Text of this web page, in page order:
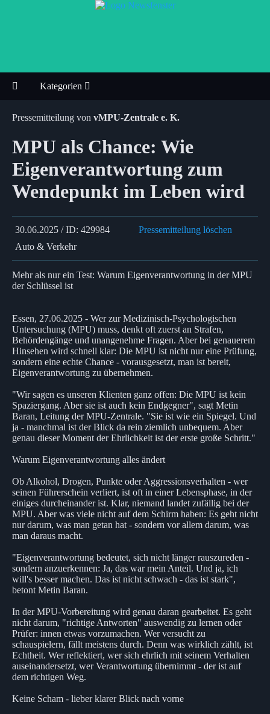
Kategorien
Pressemitteilung von vMPU-Zentrale e. K.
MPU als Chance: Wie
Eigenverantwortung zum
Wendepunkt im Leben wird
30.06.2025 / ID: 429984
Pressemitteilung löschen
Auto & Verkehr
Mehr als nur ein Test: Warum Eigenverantwortung in der MPU
der Schlüssel ist
Essen, 27.06.2025 - Wer zur Medizinisch-Psychologischen
Untersuchung (MPU) muss, denkt oft zuerst an Strafen,
Behördengänge und unangenehme Fragen. Aber bei genauerem
Hinsehen wird schnell klar: Die MPU ist nicht nur eine Prüfung,
sondern eine echte Chance - vorausgesetzt, man ist bereit,
Eigenverantwortung zu übernehmen.
"Wir sagen es unseren Klienten ganz offen: Die MPU ist kein
Spaziergang. Aber sie ist auch kein Endgegner", sagt Metin
Baran, Leitung der MPU-Zentrale. "Sie ist wie ein Spiegel. Und
ja - manchmal ist der Blick da rein ziemlich unbequem. Aber
genau dieser Moment der Ehrlichkeit ist der erste große Schritt."
Warum Eigenverantwortung alles ändert
Ob Alkohol, Drogen, Punkte oder Aggressionsverhalten - wer
seinen Führerschein verliert, ist oft in einer Lebensphase, in der
einiges durcheinander ist. Klar, niemand landet zufällig bei der
MPU. Aber was viele nicht auf dem Schirm haben: Es geht nicht
nur darum, was man getan hat - sondern vor allem darum, was
man daraus macht.
"Eigenverantwortung bedeutet, sich nicht länger rauszureden -
sondern anzuerkennen: Ja, das war mein Anteil. Und ja, ich
will's besser machen. Das ist nicht schwach - das ist stark",
betont Metin Baran.
In der MPU-Vorbereitung wird genau daran gearbeitet. Es geht
nicht darum, "richtige Antworten" auswendig zu lernen oder
Prüfer: innen etwas vorzumachen. Wer versucht zu
schauspielern, fällt meistens durch. Denn was wirklich zählt, ist
Echtheit. Wer reflektiert, wer sich ehrlich mit seinem Verhalten
auseinandersetzt, wer Verantwortung übernimmt - der ist auf
dem richtigen Weg.
Keine Scham - lieber klarer Blick nach vorne